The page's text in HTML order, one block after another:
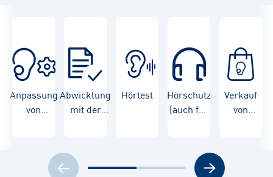
Anpassung
von
Abwicklung
mit der
Hörtest
Hörschutz
(auch für
Verkauf
von